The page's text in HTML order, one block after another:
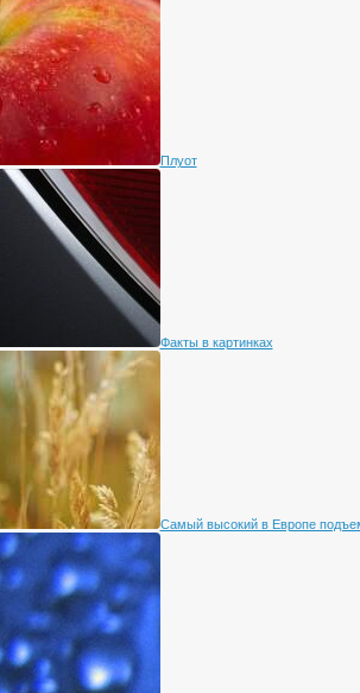
Плуот
Факты в картинках
Самый высокий в Европе